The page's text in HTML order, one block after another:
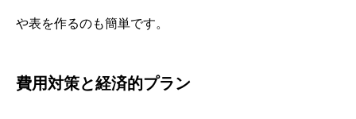
や表を作るのも簡単です。
費用対策と経済的プラン